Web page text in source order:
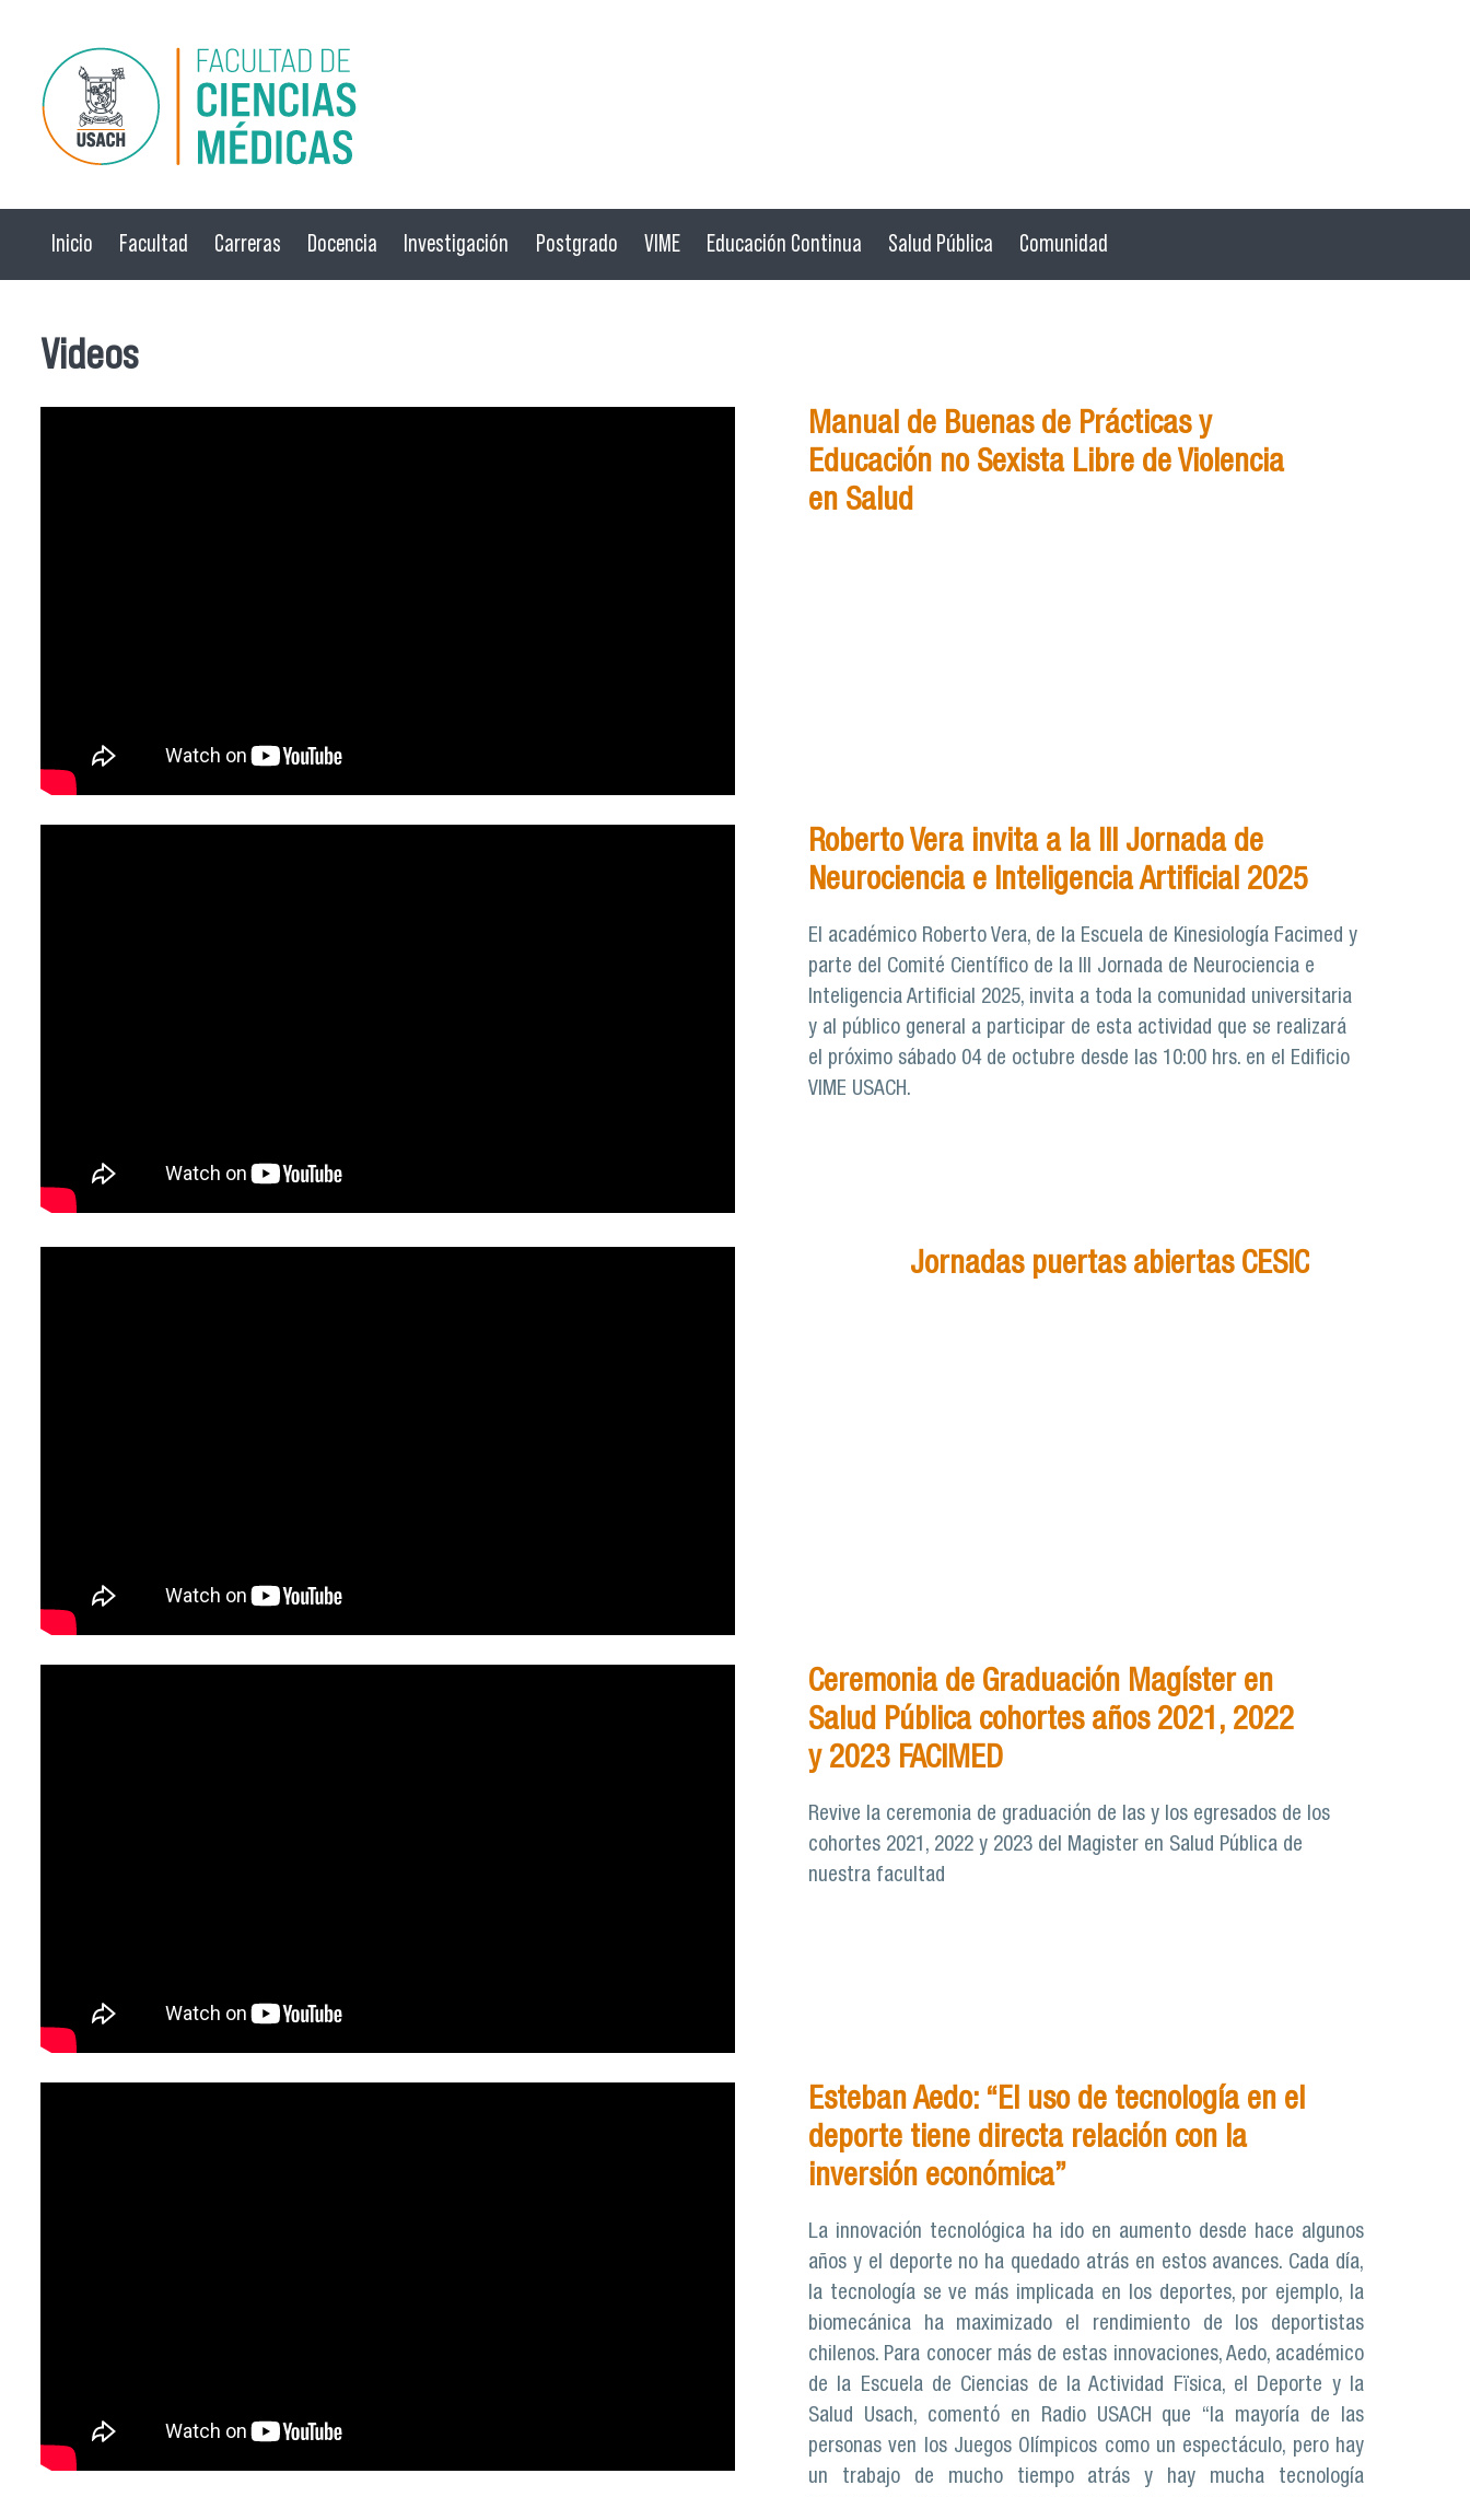
Pasar al contenido principal
Inicio Facultad Carreras Docencia Investigación Postgrado VIME Educación Continua Salud Pública Comunidad
Videos
Manual de Buenas de Prácticas y
Educación no Sexista Libre de Violencia
en Salud
Roberto Vera invita a la III Jornada de
Neurociencia e Inteligencia Artificial 2025
El académico Roberto Vera, de la Escuela de Kinesiología Facimed y
parte del Comité Científico de la III Jornada de Neurociencia e
Inteligencia Artificial 2025, invita a toda la comunidad universitaria
y al público general a participar de esta actividad que se realizará
el próximo sábado 04 de octubre desde las 10:00 hrs. en el Edificio
VIME USACH.
Jornadas puertas abiertas CESIC
Ceremonia de Graduación Magíster en
Salud Pública cohortes años 2021, 2022
y 2023 FACIMED
Revive la ceremonia de graduación de las y los egresados de los
cohortes 2021, 2022 y 2023 del Magister en Salud Pública de
nuestra facultad
Esteban Aedo: “El uso de tecnología en el
deporte tiene directa relación con la
inversión económica”
La innovación tecnológica ha ido en aumento desde hace algunos
años y el deporte no ha quedado atrás en estos avances. Cada día,
la tecnología se ve más implicada en los deportes, por ejemplo, la
biomecánica ha maximizado el rendimiento de los deportistas
chilenos. Para conocer más de estas innovaciones, Aedo, académico
de la Escuela de Ciencias de la Actividad Fïsica, el Deporte y la
Salud Usach, comentó en Radio USACH que “la mayoría de las
personas ven los Juegos Olímpicos como un espectáculo, pero hay
un trabajo de mucho tiempo atrás y hay mucha tecnología